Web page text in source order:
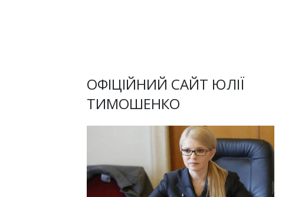
ОФІЦІЙНИЙ САЙТ ЮЛІЇ
ТИМОШЕНКО